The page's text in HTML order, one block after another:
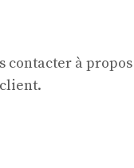
contacter à